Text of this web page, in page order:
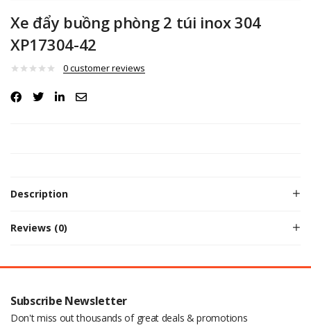
Xe đẩy buồng phòng 2 túi inox 304
XP17304-42
0customer reviews
Description
Reviews (0)
Subscribe Newsletter
Don't miss out thousands of great deals & promotions